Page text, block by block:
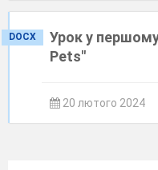
DOCX
Урок у
Pets"
20 лютого 2024